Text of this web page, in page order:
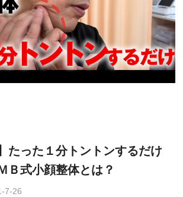
たった１分トントンするだけ
Ｂ式小顔整体とは？
7-26